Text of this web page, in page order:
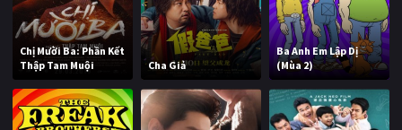
Chị Mười Ba: Phần Kết
Thập Tam Muội
Cha Giả
Ba Anh Em Lập Dị
(Mùa 2)